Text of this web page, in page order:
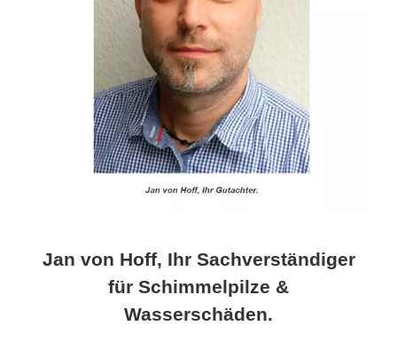
Jan von Hoff, Ihr Sachverständiger
für Schimmelpilze &
Wasserschäden.